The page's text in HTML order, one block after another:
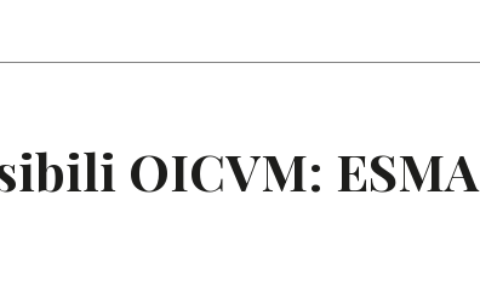
OICVM: ESMA